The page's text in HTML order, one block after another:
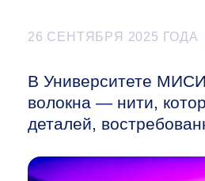
26 СЕНТЯБРЯ 2025 ГОДА
В Университете
волокна — нити,
деталей,